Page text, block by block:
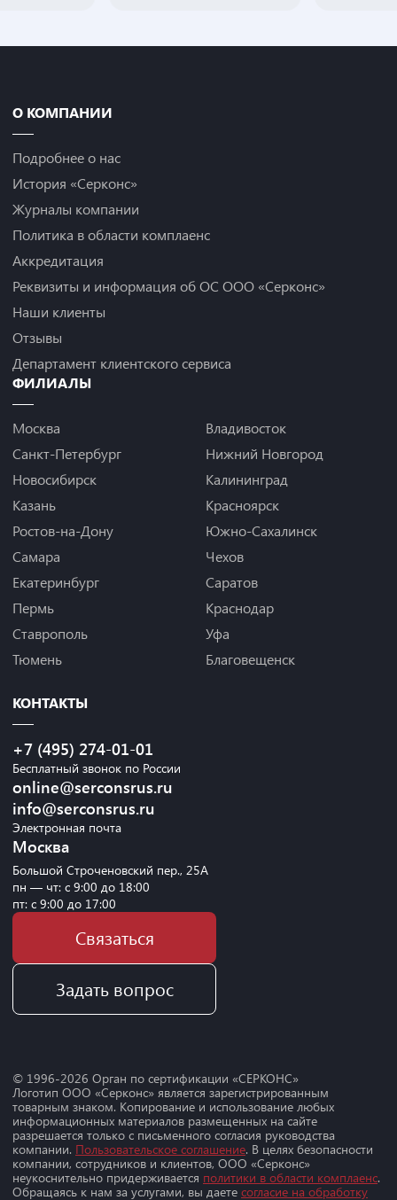
О КОМПАНИИ
Подробнее о нас
История «Серконс»
Журналы компании
Политика в области комплаенс
Аккредитация
Реквизиты и информация об ОС ООО «Серконс»
Наши клиенты
Отзывы
Департамент клиентского сервиса
ФИЛИАЛЫ
Москва
Санкт-Петербург
Новосибирск
Казань
Ростов-на-Дону
Самара
Екатеринбург
Пермь
Ставрополь
Тюмень
Владивосток
Нижний Новгород
Калининград
Красноярск
Южно-Сахалинск
Чехов
Саратов
Краснодар
Уфа
Благовещенск
КОНТАКТЫ
+7 (495) 274-01-01
Бесплатный звонок по России
online@serconsrus.ru
info@serconsrus.ru
Электронная почта
Москва
Большой Строченовский пер., 25А
пн — чт: с 9:00 до 18:00
пт: с 9:00 до 17:00
Связаться
Задать вопрос
© 1996-2026 Орган по сертификации «СЕРКОНС»
Логотип ООО «Серконс» является зарегистрированным
товарным знаком. Копирование и использование любых
информационных материалов размещенных на сайте
разрешается только с письменного согласия руководства
компании. Пользовательское соглашение. В целях безопасности
компании, сотрудников и клиентов, ООО «Серконс»
неукоснительно придерживается политики в области комплаенс.
Обращаясь к нам за услугами, вы даете согласие на обработку